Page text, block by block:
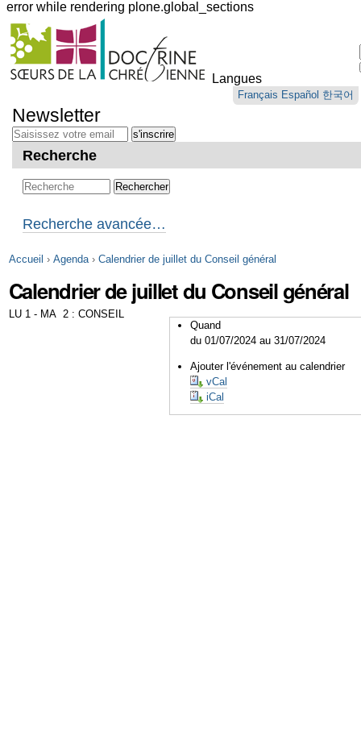
error while rendering plone.global_sections
Outils
personnels
Langues
Français Español 한국어
au
contenu.
Aller
navigation
Newsletter
Recherche
Recherche avancée…
Accueil › Agenda › Calendrier de juillet du Conseil général
Calendrier de juillet du Conseil général
Quand
du 01/07/2024 au 31/07/2024
Ajouter l'événement au calendrier
vCal
iCal
LU 1 - MA 2 : CONSEIL